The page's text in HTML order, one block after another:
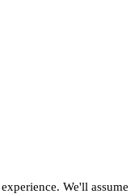
We'll assume